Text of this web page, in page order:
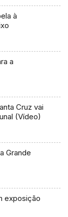
à
a
Cruz vai
(Vídeo)
Grande
exposição